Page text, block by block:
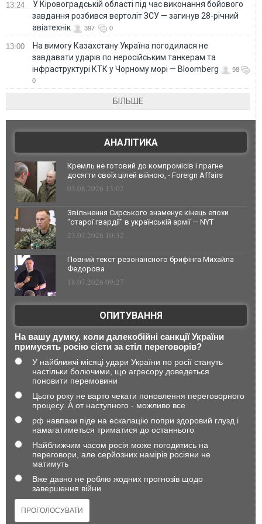
13:24
У Кіровоградській області під час виконання бойового
завдання розбився вертоліт ЗСУ — загинув 28-річний
авіатехнік
397 0
13:00
На вимогу Казахстану Україна погодилася не
завдавати ударів по неросійським танкерам та
інфраструктурі КТК у Чорному морі — Bloomberg
98
0
БІЛЬШЕ
АНАЛІТИКА
Кремль не готовий до компромісів і прагне
досягти своїх цілей війною, - Foreign Affairs
03.08.2026 13:02
Звільнення Сирського знаменує кінець епохи
"старої гвардії" в українській армії — NYT
23.07.2026 10:32
Повний текст резонансного брифінга Михайла
Федорова
18.07.2026 09:27
ОПИТУВАННЯ
На вашу думку, коли далекобійні санкції України
примусять росію сісти за стіл переговорів?
У найближчі місяці удари України по росії стануть
настільки болючими, що агресору доведеться
поновити перемовини
Цього року не варто чекати поновлення переговорного
процесу. А от наступного - можливо все
рф навпаки піде на ескалацію попри здоровий глузд і
намагатиметься триматися до останнього
Найближчим часом росія може погодитись на
переговори, але серйозних намірів росіяни не
матимуть
Вже давно не роблю жодних прогнозів щодо
завершення війни